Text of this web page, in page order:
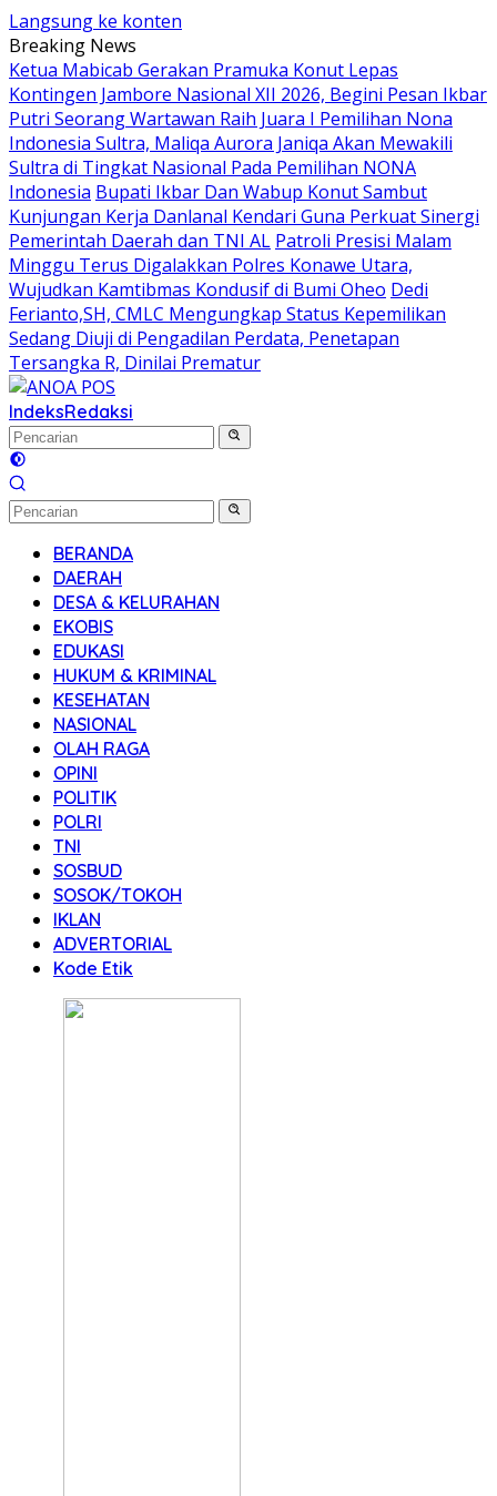
Langsung ke konten
Breaking News
Ketua Mabicab Gerakan Pramuka Konut Lepas
Kontingen Jambore Nasional XII 2026, Begini Pesan Ikbar
Putri Seorang Wartawan ‎Raih Juara I Pemilihan Nona
Indonesia Sultra, Maliqa Aurora Janiqa Akan Mewakili
Sultra di Tingkat Nasional Pada Pemilihan NONA
Indonesia Bupati Ikbar Dan Wabup Konut Sambut
Kunjungan Kerja Danlanal Kendari Guna Perkuat Sinergi
Pemerintah Daerah dan TNI AL Patroli Presisi Malam
Minggu Terus Digalakkan Polres Konawe Utara,
Wujudkan Kamtibmas Kondusif di Bumi Oheo Dedi
Ferianto,SH, CMLC Mengungkap Status Kepemilikan
Sedang Diuji di Pengadilan Perdata, Penetapan
Tersangka R, Dinilai Prematur
IndeksRedaksi
BERANDA
DAERAH
DESA & KELURAHAN
EKOBIS
EDUKASI
HUKUM & KRIMINAL
KESEHATAN
NASIONAL
OLAH RAGA
OPINI
POLITIK
POLRI
TNI
SOSBUD
SOSOK/TOKOH
IKLAN
ADVERTORIAL
Kode Etik